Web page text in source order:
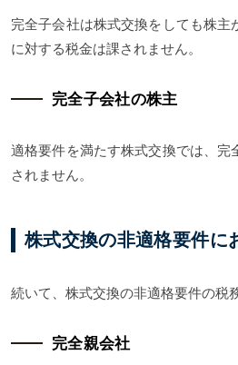
完全子会社は株式交換をしても株主
に対する税金は課されません。
完全子会社の株主
適格要件を満たす株式交換では、完
されません。
株式交換の非適格要件に
続いて、株式交換の非適格要件の税
完全親会社